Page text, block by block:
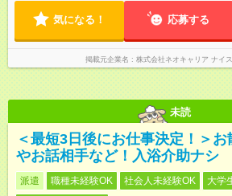
気になる！ 応募する
掲載元企業名 株式会社ネオキャリア ナイ
未読
＜最短3日後にお仕事決定！＞
やお話相手など！入浴介助ナシ
派遣 職種未経験OK 社会人未経験OK 大学